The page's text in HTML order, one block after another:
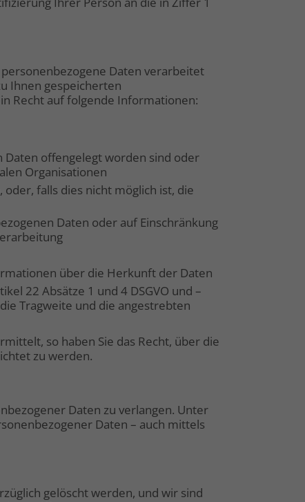
Daten verarbeitet
Ihnen gespeicherten
Recht auf folgende Informationen:
Daten offengelegt worden sind oder
Organisationen
falls dies nicht möglich ist, die
Daten oder auf Einschränkung
über die Herkunft der Daten
22 Absätze 1 und 4 DSGVO und –
Tragweite und die angestrebten
so haben Sie das Recht, über die
zu werden.
Daten zu verlangen. Unter
Daten – auch mittels
gelöscht werden, und wir sind